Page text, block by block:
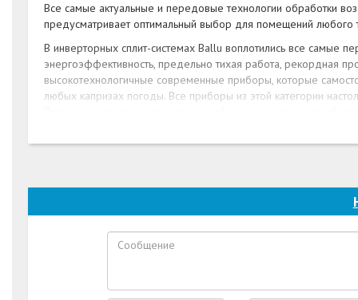
Все самые актуальные и передовые технологии обработки
предусматривает оптимальный выбор для помещений
В инверторных сплит-системах Ballu воплотились все
энергоэффективность, предельно тихая работа, рекордная
высокотехнологичные современные приборы, которые
любых капризах погоды. Все приборы из этой категории
Бесшумная работа, высокий A-класс энергоэффективности
высокотехнологичной техники и насладиться комфортом в
Супермощная и практически серия сплит-систем Bravo
кондиционеру охлаждать воздух, интенсивнее, чем в
интернет-магазине.